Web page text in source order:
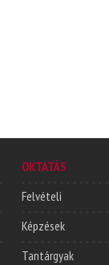
OKTATÁS
Felvételi
Képzések
Tantárgyak